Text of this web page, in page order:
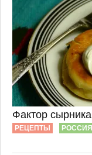
Фактор сырника
РЕЦЕПТЫ РОССИЯ